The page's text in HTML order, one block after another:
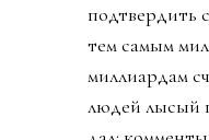
подтвердить
тем самым
миллиардам
людей лысый